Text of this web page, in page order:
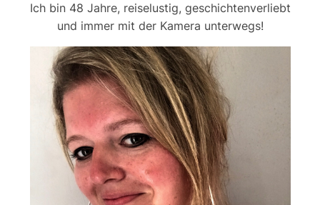
Ich bin 48 Jahre, reiselustig, geschichtenverliebt
und immer mit der Kamera unterwegs!